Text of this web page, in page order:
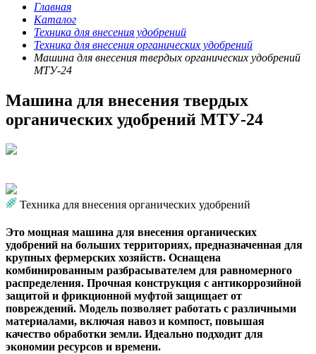
Главная
Каталог
Техника для внесения удобрений
Техника для внесения органических удобрений
Машина для внесения твердых органических удобрений
МТУ-24
Машина для внесения твердых
органических удобрений МТУ-24
Техника для внесения органических удобрений
Это мощная машина для внесения органических
удобрений на больших территориях, предназначенная для
крупных фермерских хозяйств. Оснащена
комбинированным разбрасывателем для равномерного
распределения. Прочная конструкция с антикоррозийной
защитой и фрикционной муфтой защищает от
повреждений. Модель позволяет работать с различными
материалами, включая навоз и компост, повышая
качество обработки земли. Идеально подходит для
экономии ресурсов и времени.